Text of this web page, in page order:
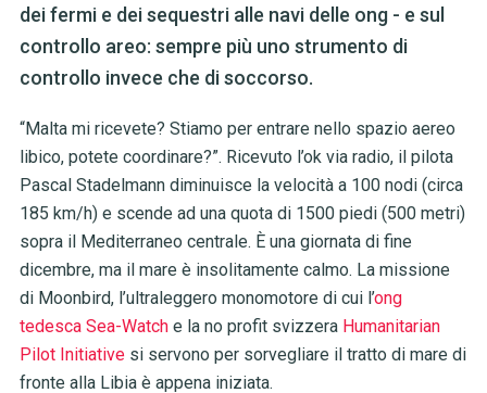
dei fermi e dei sequestri alle navi delle ong - e sul
controllo areo: sempre più uno strumento di
controllo invece che di soccorso.
“Malta mi ricevete? Stiamo per entrare nello spazio aereo
libico, potete coordinare?”. Ricevuto l’ok via radio, il pilota
Pascal Stadelmann diminuisce la velocità a 100 nodi (circa
185 km/h) e scende ad una quota di 1500 piedi (500 metri)
sopra il Mediterraneo centrale. È una giornata di fine
dicembre, ma il mare è insolitamente calmo. La missione
di Moonbird, l’ultraleggero monomotore di cui l’ong
tedesca Sea-Watche la no profit svizzera Humanitarian
Pilot Initiativesi servono per sorvegliare il tratto di mare di
fronte alla Libia è appena iniziata.